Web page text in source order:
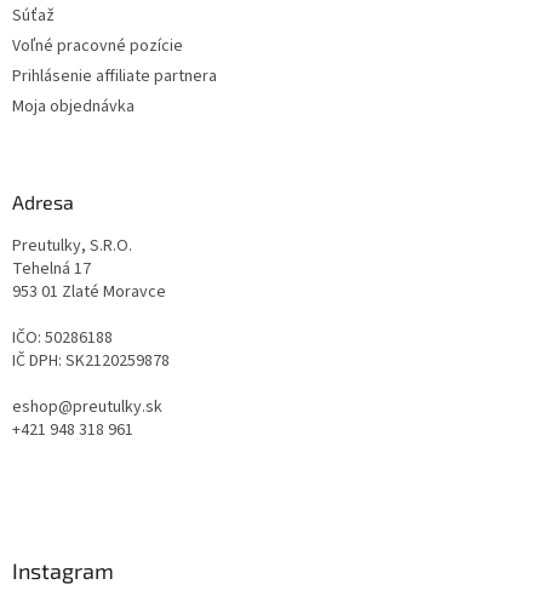
Súťaž
Voľné pracovné pozície
Prihlásenie affiliate partnera
Moja objednávka
Adresa
Preutulky, S.R.O.
Tehelná 17
953 01 Zlaté Moravce
IČO: 50286188
IČ DPH: SK2120259878
eshop@preutulky.sk
+421 948 318 961
Instagram